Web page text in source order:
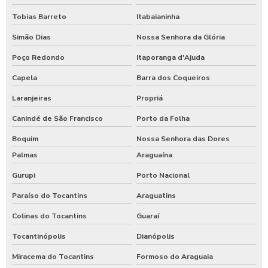
Tobias Barreto Itabaianinha
Simão Dias Nossa Senhora da Glória
Poço Redondo Itaporanga d'Ajuda
Capela Barra dos Coqueiros
Laranjeiras Propriá
Canindé de São Francisco Porto da Folha
Boquim
Nossa Senhora das Dores
Palmas
Araguaína
Gurupi Porto Nacional
Paraíso do Tocantins Araguatins
Colinas do Tocantins Guaraí
Tocantinópolis Dianópolis
Miracema do Tocantins Formoso do Araguaia